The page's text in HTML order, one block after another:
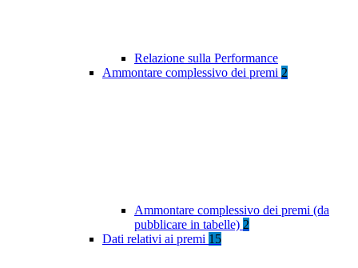
Relazione sulla Performance
Ammontare complessivo dei premi 2
Ammontare complessivo dei premi (da
pubblicare in tabelle) 2
Dati relativi ai premi 15